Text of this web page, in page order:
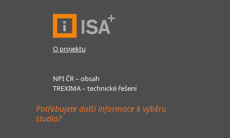
O projektu
NPI ČR – obsah
TREXIMA – technické řešení
Potřebujete další informace k výběru
studia?